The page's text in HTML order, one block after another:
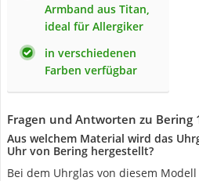
Armband aus Titan,
ideal für Allergiker
in verschiedenen
Farben verfügbar
Fragen und Antworten zu Bering
Aus welchem Material wird das
Uhr von Bering hergestellt?
Bei dem Uhrglas von diesem